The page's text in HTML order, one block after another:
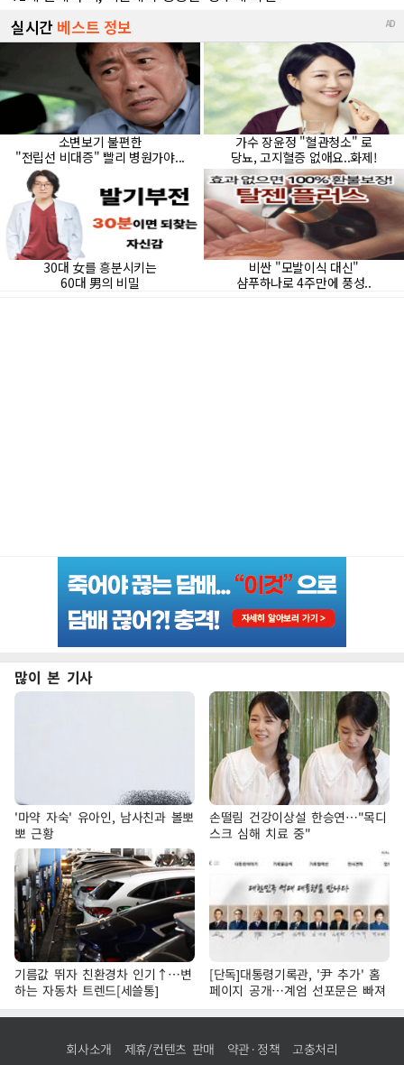
많이 본 기사
'마약 자숙' 유아인, 남사친과 볼뽀
뽀 근황
손떨림 건강이상설 한승연…"목디
스크 심해 치료 중"
기름값 뛰자 친환경차 인기↑…변
하는 자동차 트렌드[세쓸통]
[단독]대통령기록관, '尹 추가' 홈
페이지 공개…계엄 선포문은 빠져
회사소개 제휴/컨텐츠 판매 약관·정책 고충처리